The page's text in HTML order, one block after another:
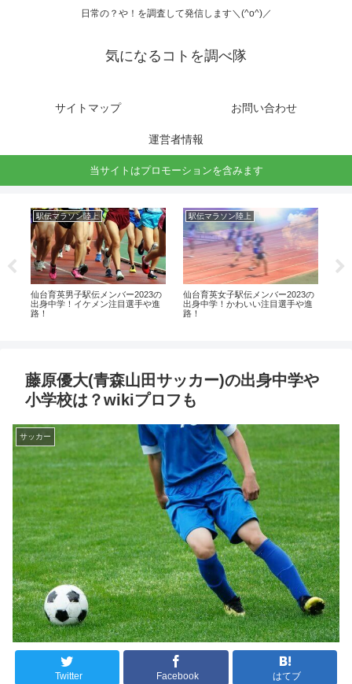
日常の？や！を調査して発信します＼(^o^)／
気になるコトを調べ隊
サイトマップ お問い合わせ
運営者情報
当サイトはプロモーションを含みます
駅伝マラソン陸上
仙台育英男子駅伝メンバー2023の
出身中学！イケメン注目選手や進
路！
駅伝マラソン陸上
仙台育英女子駅伝メンバー2023の
出身中学！かわいい注目選手や進
路！
藤原優大(青森山田サッカー)の出身中学や
小学校は？wikiプロフも
サッカー
Twitter Facebook はてブ